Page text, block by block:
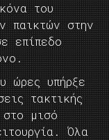
του
παικτών στην
επίπεδο
ώρες υπήρξε
τακτικής
μισό
Όλα